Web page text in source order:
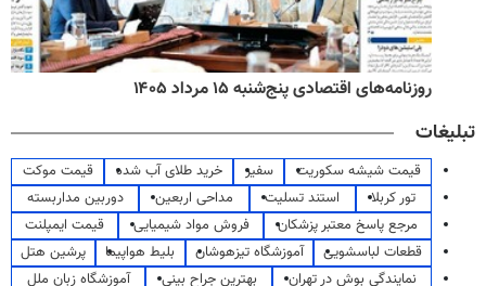
روزنامه‌های اقتصادی پنج‌شنبه ۱۵ مرداد ۱۴۰۵
تبلیغات
قیمت شیشه سکوریت سفیر خرید طلای آب شده
قیمت موکت
تور کربلا
استند تسلیت مداحی اربعین
دوربین مداربسته
مرجع پاسخ معتبر پزشکان
فروش مواد شیمیایی
قیمت ایمپلنت
قطعات لباسشویی
آموزشگاه تیزهوشان بلیط هواپیما
پرشین هتل
نمایندگی بوش در تهران
بهترین جراح بینی
آموزشگاه زبان ملل